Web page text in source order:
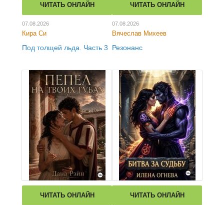
ЧИТАТЬ ОНЛАЙН
07.08.2026
Кира Си
Под толщей льда. Часть 3
ЧИТАТЬ ОНЛАЙН
07.08.2026
Вячеслав Михеев
Резонанс
ЧИТАТЬ ОНЛАЙН ЧИТАТЬ ОНЛАЙН